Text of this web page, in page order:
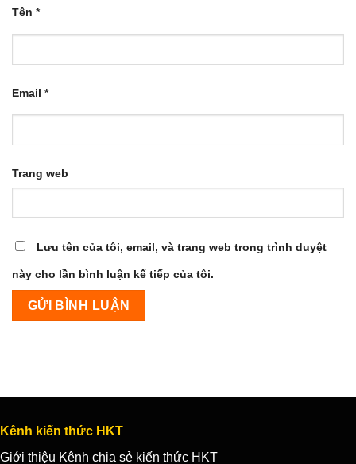
Tên *
Email *
Trang web
Lưu tên của tôi, email, và trang web trong trình duyệt
này cho lần bình luận kế tiếp của tôi.
Kênh kiến thức HKT
Giới thiệu Kênh chia sẻ kiến thức HKT